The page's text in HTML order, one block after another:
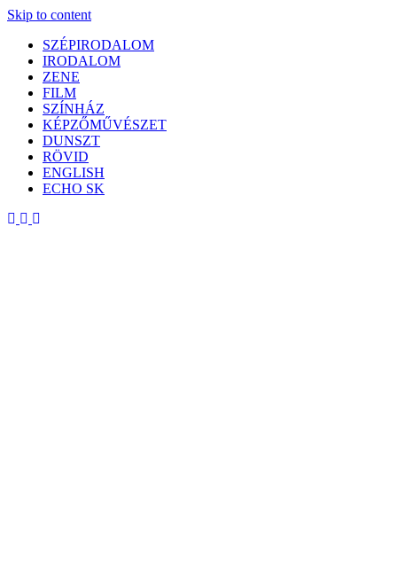
Skip to content
SZÉPIRODALOM
IRODALOM
ZENE
FILM
SZÍNHÁZ
KÉPZŐMŰVÉSZET
DUNSZT
RÖVID
ENGLISH
ECHO SK